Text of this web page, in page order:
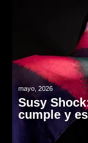
mayo, 2026
Susy
cumple y